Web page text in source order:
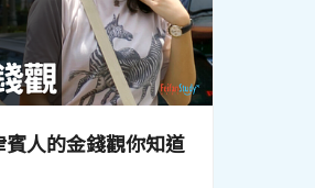
賓人的金錢觀你知道